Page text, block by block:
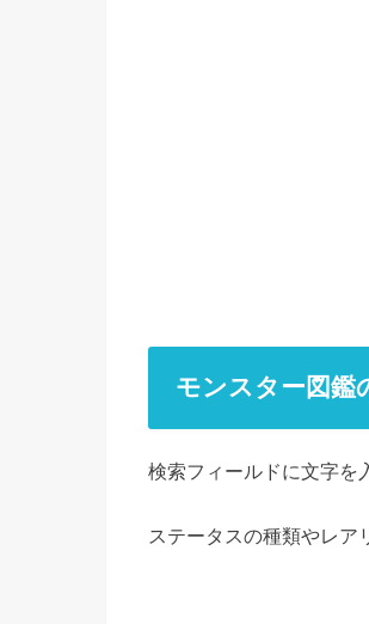
モンスター図鑑
検索フィールドに文字を
ステータスの種類やレア